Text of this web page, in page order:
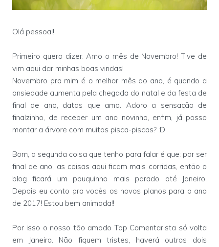
Olá pessoal!
Primeiro quero dizer: Amo o mês de Novembro! Tive de
vim aqui dar minhas boas vindas!
Novembro pra mim é o melhor mês do ano, é quando a
ansiedade aumenta pela chegada do natal e da festa de
final de ano, datas que amo. Adoro a sensação de
finalzinho, de receber um ano novinho, enfim, já posso
montar a árvore com muitos pisca-piscas? :D
Bom, a segunda coisa que tenho para falar é que: por ser
final de ano, as coisas aqui ficam mais corridas, então o
blog ficará um pouquinho mais parado até Janeiro.
Depois eu conto pra vocês os novos planos para o ano
de 2017! Estou bem animada!!
Por isso o nosso tão amado Top Comentarista só volta
em Janeiro. Não fiquem tristes, haverá outros dois